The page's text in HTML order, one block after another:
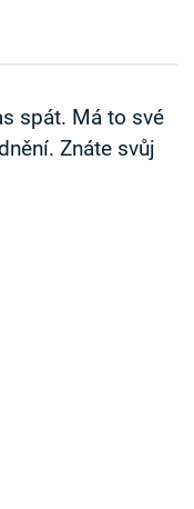
spát. Má to své
Znáte svůj